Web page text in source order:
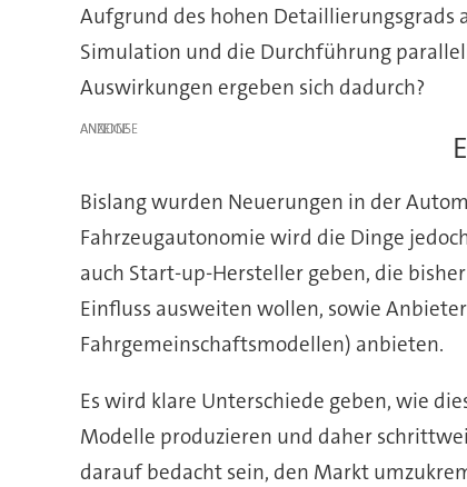
Aufgrund des hohen Detaillierungsgrads
Simulation und die Durchführung
Auswirkungen ergeben sich dadurch?
ANZEIGE
Bislang wurden Neuerungen in der
Fahrzeugautonomie wird die Dinge
auch Start-up-Hersteller geben, die
Einfluss ausweiten wollen, sowie
Fahrgemeinschaftsmodellen) anbieten.
Es wird klare Unterschiede geben, wie
Modelle produzieren und daher
darauf bedacht sein, den Markt